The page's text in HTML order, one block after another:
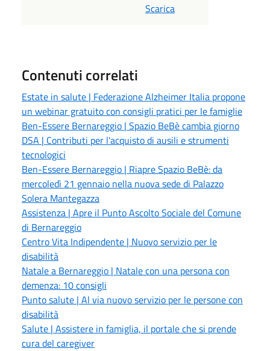
Scarica
Contenuti correlati
Estate in salute | Federazione Alzheimer Italia propone
un webinar gratuito con consigli pratici per le famiglie
Ben-Essere Bernareggio | Spazio BeBè cambia giorno
DSA | Contributi per l'acquisto di ausili e strumenti
tecnologici
Ben-Essere Bernareggio | Riapre Spazio BeBè: da
mercoledì 21 gennaio nella nuova sede di Palazzo
Solera Mantegazza
Assistenza | Apre il Punto Ascolto Sociale del Comune
di Bernareggio
Centro Vita Indipendente | Nuovo servizio per le
disabilità
Natale a Bernareggio | Natale con una persona con
demenza: 10 consigli
Punto salute | Al via nuovo servizio per le persone con
disabilità
Salute | Assistere in famiglia, il portale che si prende
cura del caregiver